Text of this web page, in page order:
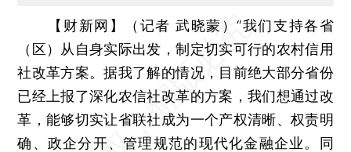
【财新网】（记者 武晓蒙）“我们支持各省
（区）从自身实际出发，制定切实可行的农村信用
社改革方案。据我了解的情况，目前绝大部分省份
已经上报了深化农信社改革的方案，我们想通过改
革，能够切实让省联社成为一个产权清晰、权责明
确、政企分开、管理规范的现代化金融企业。同